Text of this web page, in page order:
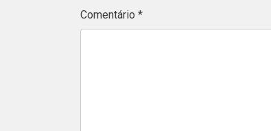
Comentário *